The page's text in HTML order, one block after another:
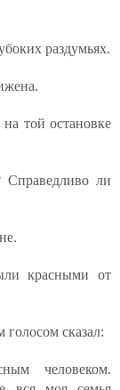
раздумьях.
той остановке
Справедливо ли
красными от
сказал:
человеком.